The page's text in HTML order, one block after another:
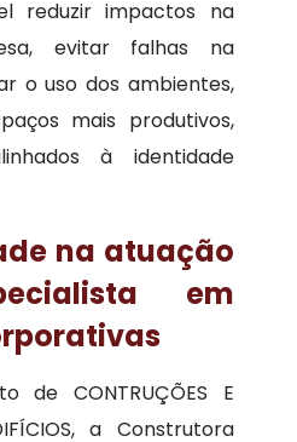
reduzir impactos na
evitar falhas na
o uso dos ambientes,
mais produtivos,
à identidade
na atuação
em
de CONTRUÇÕES E
a Construtora